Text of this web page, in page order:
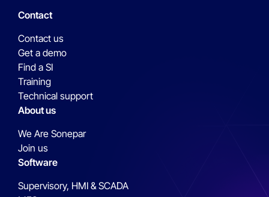
Contact
Contact us
Get a demo
Find a SI
Training
Technical support
About us
We Are Sonepar
Join us
Software
Supervisory, HMI & SCADA